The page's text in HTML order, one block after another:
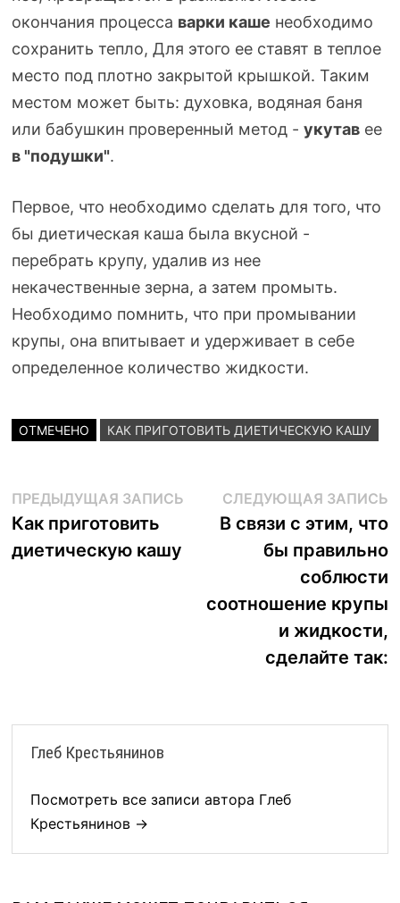
окончания процесса варки каше необходимо
сохранить тепло, Для этого ее ставят в теплое
место под плотно закрытой крышкой. Таким
местом может быть: духовка, водяная баня
или бабушкин проверенный метод - укутавее
в "подушки".
Первое, что необходимо сделать для того, что
бы диетическая каша была вкусной -
перебрать крупу, удалив из нее
некачественные зерна, а затем промыть.
Необходимо помнить, что при промывании
крупы, она впитывает и удерживает в себе
определенное количество жидкости.
ОТМЕЧЕНО КАК ПРИГОТОВИТЬ ДИЕТИЧЕСКУЮ КАШУ
Навигация
по
записям
ПРЕДЫДУЩАЯ ЗАПИСЬПредыдущая
запись:
Как приготовить
диетическую кашу
СЛЕДУЮЩАЯ ЗАПИСЬ
В связи с этим, что
бы правильно
соблюсти
соотношение крупы
и жидкости,
сделайте так:
Глеб Крестьянинов
Посмотреть все записи автора Глеб
Крестьянинов →